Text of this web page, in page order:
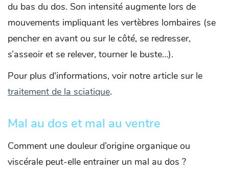
du bas du dos. Son intensité augmente lors de
mouvements impliquant les vertèbres lombaires (se
pencher en avant ou sur le côté, se redresser,
s’asseoir et se relever, tourner le buste…).
Pour plus d'informations, voir notre article sur le
traitement de la sciatique.
Mal au dos et mal au ventre
Comment une douleur d’origine organique ou
viscérale peut-elle entrainer un mal au dos ?